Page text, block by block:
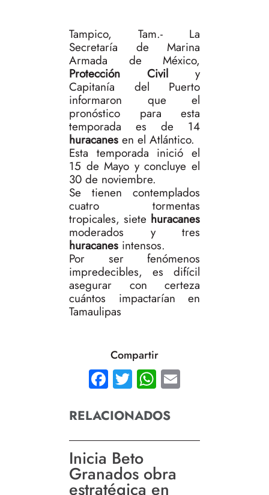
Tampico, Tam.- La
Secretaría de Marina
Armada de México,
Protección Civil y
Capitanía del Puerto
informaron que el
pronóstico para esta
temporada es de 14
huracanes en el Atlántico.
Esta temporada inició el
15 de Mayo y concluye el
30 de noviembre.
Se tienen contemplados
cuatro tormentas
tropicales, siete huracanes
moderados y tres
huracanes intensos.
Por ser fenómenos
impredecibles, es difícil
asegurar con certeza
cuántos impactarían en
Tamaulipas
Compartir
Facebook
TwitterWhatsApp
RELACIONADOS
Inicia Beto
Granados obra
estratégica en